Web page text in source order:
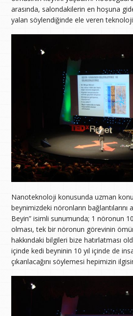
arasında, salondakilerin en hoşuna
yalan söylendiğinde ele veren
Nanoteknoloji konusunda uzman
beynimizdeki nöronların bağlantılarını
Beyin” isimli sunumunda; 1 nöronun
olması, tek bir nöronun görevinin
hakkındaki bilgileri bize hatırlatması
içinde kedi beyninin 10 yıl içinde de
çıkarılacağını söylemesi hepimizin